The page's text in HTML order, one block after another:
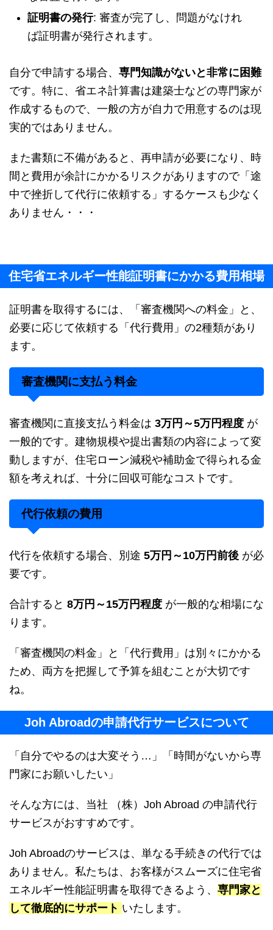
証明書の発行: 審査が完了し、問題がなけれ
ば証明書が発行されます。
自分で申請する場合、 専門知識がないと非常に困難
です。特に、省エネ計算書は建築士などの専門家が
作成するもので、一般の方が自力で用意するのは現
実的ではありません。
また書類に不備があると、再申請が必要になり、時
間と費用が余計にかかるリスクがありますので「途
中で挫折して代行に依頼する」するケースも少なく
ありません・・・
住宅省エネルギー性能証明書にかかる費用相場
証明書を取得するには、「審査機関への料金」と、
必要に応じて依頼する「代行費用」の2種類があり
ます。
審査機関に支払う料金
審査機関に直接支払う料金は 3万円～5万円程度 が
一般的です。建物規模や提出書類の内容によって変
動しますが、住宅ローン減税や補助金で得られる金
額を考えれば、十分に回収可能なコストです。
代行依頼の費用
代行を依頼する場合、別途 5万円～10万円前後 が必
要です。
合計すると 8万円～15万円程度 が一般的な相場にな
ります。
「審査機関の料金」と「代行費用」は別々にかかる
ため、両方を把握して予算を組むことが大切です
ね。
Joh Abroadの申請代行サービスについて
「自分でやるのは大変そう…」「時間がないから専
門家にお願いしたい」
そんな方には、当社 （株）Joh Abroad の申請代行
サービスがおすすめです。
Joh Abroadのサービスは、単なる手続きの代行では
ありません。私たちは、お客様がスムーズに住宅省
エネルギー性能証明書を取得できるよう、 専門家と
して徹底的にサポート いたします。